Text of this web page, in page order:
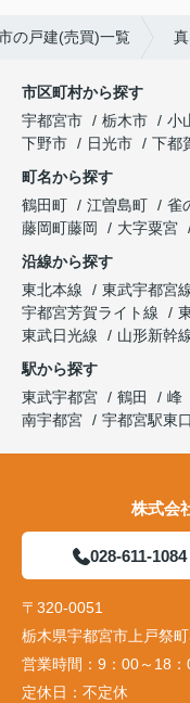
の戸建(売買)一覧
市区町村から探す
宇都宮市
栃木市 小
下野市
日光市 下都
町名から探す
鶴田町
江曽島町 雀
藤岡町藤岡
大字粟宮
沿線から探す
東北本線
東武宇都宮
宇都宮芳賀ライト線
東武日光線
山形新幹
駅から探す
東武宇都宮
鶴田 峰
南宇都宮
宇都宮駅東口
株式会
028-611-1084
〒320-0051
栃木県宇都宮市上戸祭
営業時間： 9：00～18：
定休日： 不定休